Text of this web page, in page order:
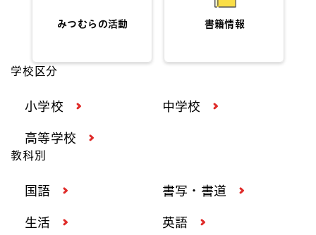
みつむらの活動 書籍情報
学校区分
小学校 中学校
高等学校
教科別
国語 書写・書道
生活 英語